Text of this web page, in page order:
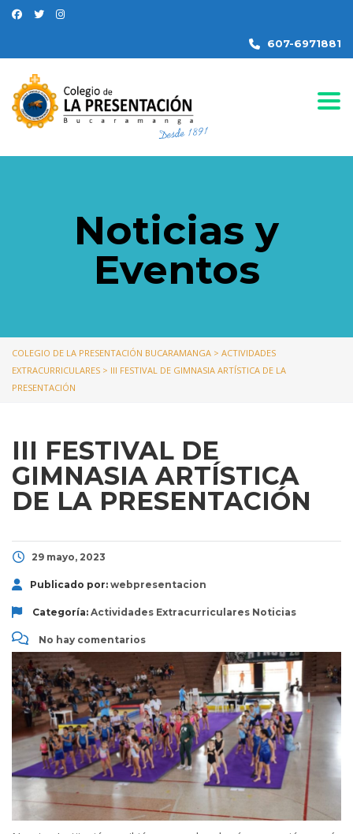
607-6971881
Noticias y
Eventos
COLEGIO DE LA PRESENTACIÓN BUCARAMANGA > ACTIVIDADES
EXTRACURRICULARES > III FESTIVAL DE GIMNASIA ARTÍSTICA DE LA
PRESENTACIÓN
III FESTIVAL DE
GIMNASIA ARTÍSTICA
DE LA PRESENTACIÓN
29 mayo, 2023
Publicado por: webpresentacion
Categoría: Actividades Extracurriculares Noticias
No hay comentarios